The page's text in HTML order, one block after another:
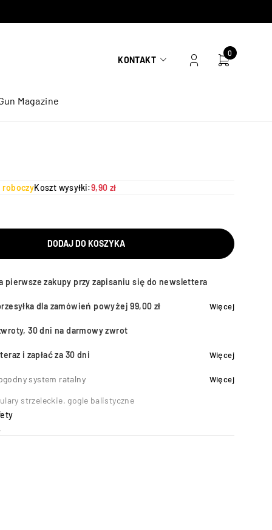
KONTAKT
0
Magazine
roboczyKoszt wysyłki:9,90 zł
DODAJ DO KOSZYKA
pierwsze zakupy przy zapisaniu się do newslettera
dla zamówień powyżej 99,00 zł Więcej
30 dni na darmowy zwrot
i zapłać za 30 dni Więcej
system ratalny Więcej
strzeleckie, gogle balistyczne